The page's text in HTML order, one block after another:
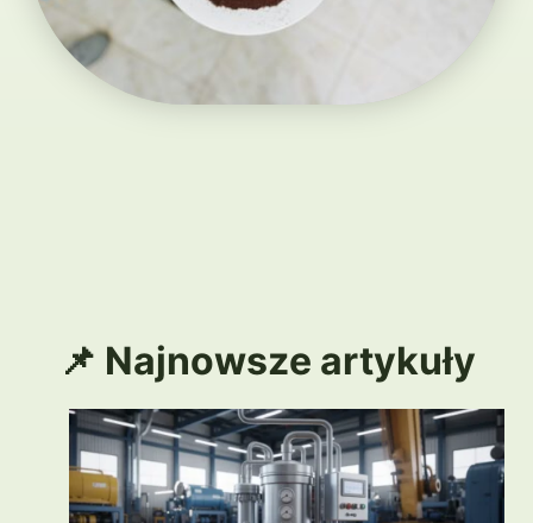
📌 Najnowsze artykuły